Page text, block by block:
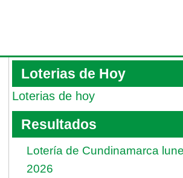
Loterias de Hoy
Loterias de hoy
Resultados
Lotería de Cundinamarca
2026